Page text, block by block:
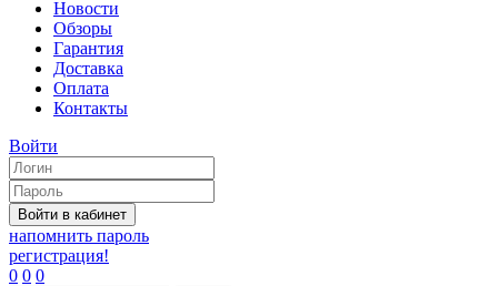
Новости
Обзоры
Гарантия
Доставка
Оплата
Контакты
Войти
напомнить пароль
регистрация!
0 0 0